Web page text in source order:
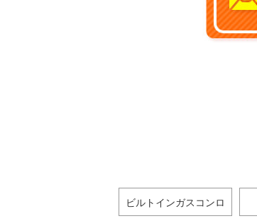
ビルトインガスコンロ